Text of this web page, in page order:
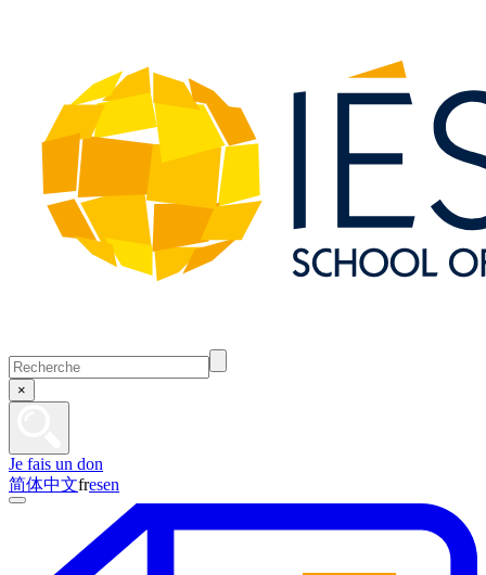
×
Je fais un don
简体中文fresen